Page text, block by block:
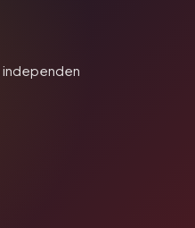
independen